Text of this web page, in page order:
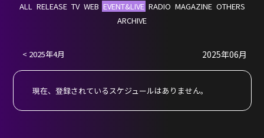
ALL RELEASE TV WEB EVENT&LIVE RADIO MAGAZINE OTHERS
ARCHIVE
2025年4月 2025年06月
現在、登録されているスケジュールはありません。
NEWS